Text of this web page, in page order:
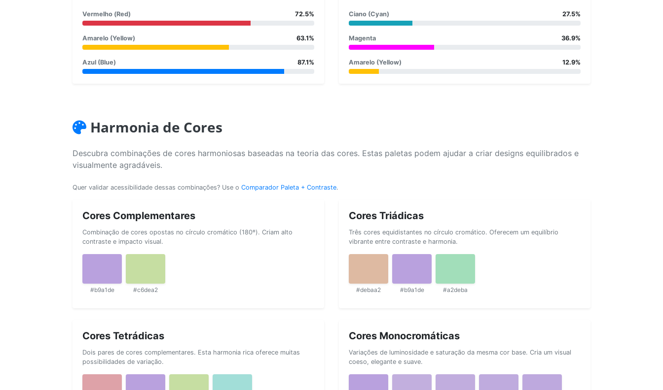
Vermelho (Red) 72.5%
Amarelo (Yellow) 63.1%
Azul (Blue) 87.1%
Ciano (Cyan) 27.5%
Magenta 36.9%
Amarelo (Yellow) 12.9%
Harmonia de Cores
Descubra combinações de cores harmoniosas baseadas na teoria das cores. Estas paletas podem ajudar a criar designs equilibrados e
visualmente agradáveis.
Quer validar acessibilidade dessas combinações? Use o Comparador Paleta + Contraste.
Cores Complementares
Combinação de cores opostas no círculo cromático (180º). Criam alto
contraste e impacto visual.
#b9a1de #c6dea2
Cores Triádicas
Três cores equidistantes no círculo cromático. Oferecem um equilíbrio
vibrante entre contraste e harmonia.
#debaa2 #b9a1de #a2deba
Cores Tetrádicas
Dois pares de cores complementares. Esta harmonia rica oferece muitas
possibilidades de variação.
Cores Monocromáticas
Variações de luminosidade e saturação da mesma cor base. Cria um visual
coeso, elegante e suave.